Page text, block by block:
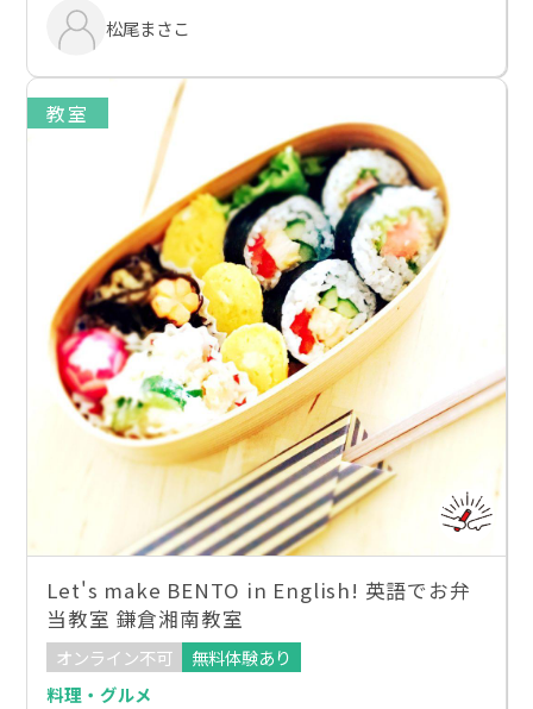
松尾まさこ
教室
Let's make BENTO in English! 英語でお弁
当教室 鎌倉湘南教室
オンライン不可
無料体験あり
料理・グルメ